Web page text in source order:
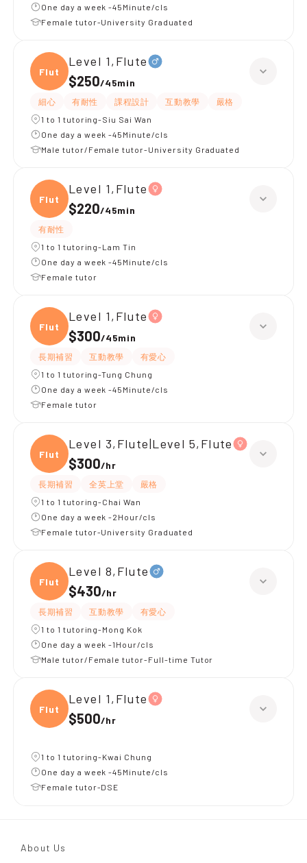
One day a week -45Minute/cls
Female tutor-University Graduated
Flute
Level 1,Flute
$250/45min
細心 有耐性 課程設計 互動教學
嚴格
1 to 1 tutoring-Siu Sai Wan
One day a week -45Minute/cls
Male tutor/Female tutor-University Graduated
Flute
Level 1,Flute
$220/45min
有耐性
1 to 1 tutoring-Lam Tin
One day a week -45Minute/cls
Female tutor
Flute
Level 1,Flute
$300/45min
長期補習 互動教學
有愛心
1 to 1 tutoring-Tung Chung
One day a week -45Minute/cls
Female tutor
Flute
Level 3,Flute|Level 5,Flute
$300/hr
長期補習 全英上堂
嚴格
1 to 1 tutoring-Chai Wan
One day a week -2Hour/cls
Female tutor-University Graduated
Flute
Level 8,Flute
$430/hr
長期補習 互動教學
有愛心
1 to 1 tutoring-Mong Kok
One day a week -1Hour/cls
Male tutor/Female tutor-Full-time Tutor
Flute
Level 1,Flute
$500/hr
1 to 1 tutoring-Kwai Chung
One day a week -45Minute/cls
Female tutor-DSE
About Us